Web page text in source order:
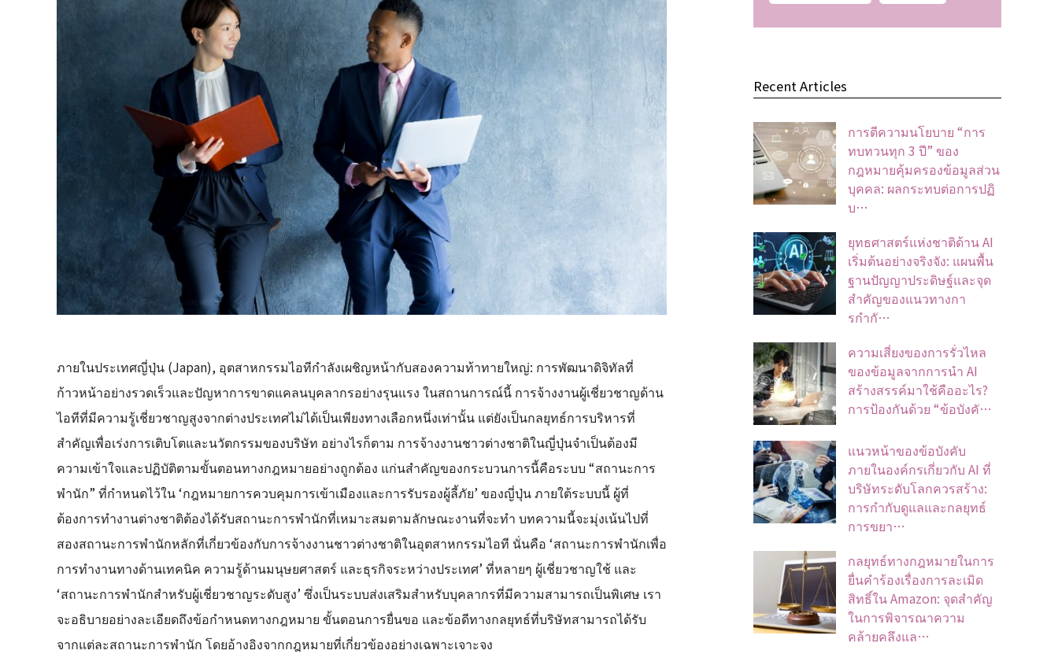
ภายในประเทศญี่ปุ่น (Japan), อุตสาหกรรมไอทีกำลังเผชิญหน้ากับสองความท้าทายใหญ่: การพัฒนาดิจิทัลที่
ก้าวหน้าอย่างรวดเร็วและปัญหาการขาดแคลนบุคลากรอย่างรุนแรง ในสถานการณ์นี้ การจ้างงานผู้เชี่ยวชาญด้าน
ไอทีที่มีความรู้เชี่ยวชาญสูงจากต่างประเทศไม่ได้เป็นเพียงทางเลือกหนึ่งเท่านั้น แต่ยังเป็นกลยุทธ์การบริหารที่
สำคัญเพื่อเร่งการเติบโตและนวัตกรรมของบริษัท อย่างไรก็ตาม การจ้างงานชาวต่างชาติในญี่ปุ่นจำเป็นต้องมี
ความเข้าใจและปฏิบัติตามขั้นตอนทางกฎหมายอย่างถูกต้อง แก่นสำคัญของกระบวนการนี้คือระบบ “สถานะการ
พำนัก” ที่กำหนดไว้ใน ‘กฎหมายการควบคุมการเข้าเมืองและการรับรองผู้ลี้ภัย’ ของญี่ปุ่น ภายใต้ระบบนี้ ผู้ที่
ต้องการทำงานต่างชาติต้องได้รับสถานะการพำนักที่เหมาะสมตามลักษณะงานที่จะทำ บทความนี้จะมุ่งเน้นไปที่
สองสถานะการพำนักหลักที่เกี่ยวข้องกับการจ้างงานชาวต่างชาติในอุตสาหกรรมไอที นั่นคือ ‘สถานะการพำนักเพื่อ
การทำงานทางด้านเทคนิค ความรู้ด้านมนุษยศาสตร์ และธุรกิจระหว่างประเทศ’ ที่หลายๆ ผู้เชี่ยวชาญใช้ และ
‘สถานะการพำนักสำหรับผู้เชี่ยวชาญระดับสูง’ ซึ่งเป็นระบบส่งเสริมสำหรับบุคลากรที่มีความสามารถเป็นพิเศษ เรา
จะอธิบายอย่างละเอียดถึงข้อกำหนดทางกฎหมาย ขั้นตอนการยื่นขอ และข้อดีทางกลยุทธ์ที่บริษัทสามารถได้รับ
จากแต่ละสถานะการพำนัก โดยอ้างอิงจากกฎหมายที่เกี่ยวข้องอย่างเฉพาะเจาะจง
Recent Articles
การตีความนโยบาย “การ
ทบทวนทุก 3 ปี” ของ
กฎหมายคุ้มครองข้อมูลส่วน
บุคคล: ผลกระทบต่อการปฏิ
บ…
ยุทธศาสตร์แห่งชาติด้าน AI
เริ่มต้นอย่างจริงจัง: แผนพื้น
ฐานปัญญาประดิษฐ์และจุด
สำคัญของแนวทางกา
รกำกั…
ความเสี่ยงของการรั่วไหล
ของข้อมูลจากการนำ AI
สร้างสรรค์มาใช้คืออะไร?
การป้องกันด้วย “ข้อบังคั…
แนวหน้าของข้อบังคับ
ภายในองค์กรเกี่ยวกับ AI ที่
บริษัทระดับโลกควรสร้าง:
การกำกับดูแลและกลยุทธ์
การขยา…
กลยุทธ์ทางกฎหมายในการ
ยื่นคำร้องเรื่องการละเมิด
สิทธิ์ใน Amazon: จุดสำคัญ
ในการพิจารณาความ
คล้ายคลึงแล…